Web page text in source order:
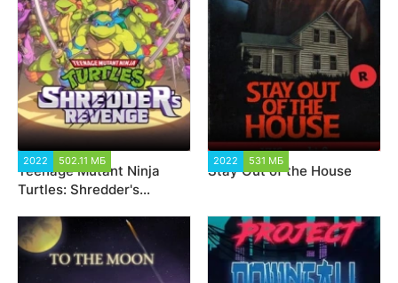
2022 502.11 МБ
Teenage Mutant Ninja
Turtles: Shredder's
2022 531 МБ
Stay Out of the House